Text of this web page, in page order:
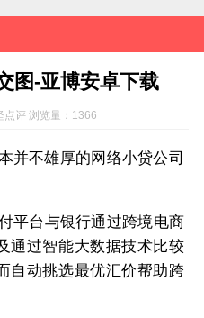
图-亚博安卓下载
评 浏览量：1366
不雄厚的网络小贷公司
平台与银行通过跨境电商
通过智能大数据技术比较
自动挑选最优汇价帮助跨